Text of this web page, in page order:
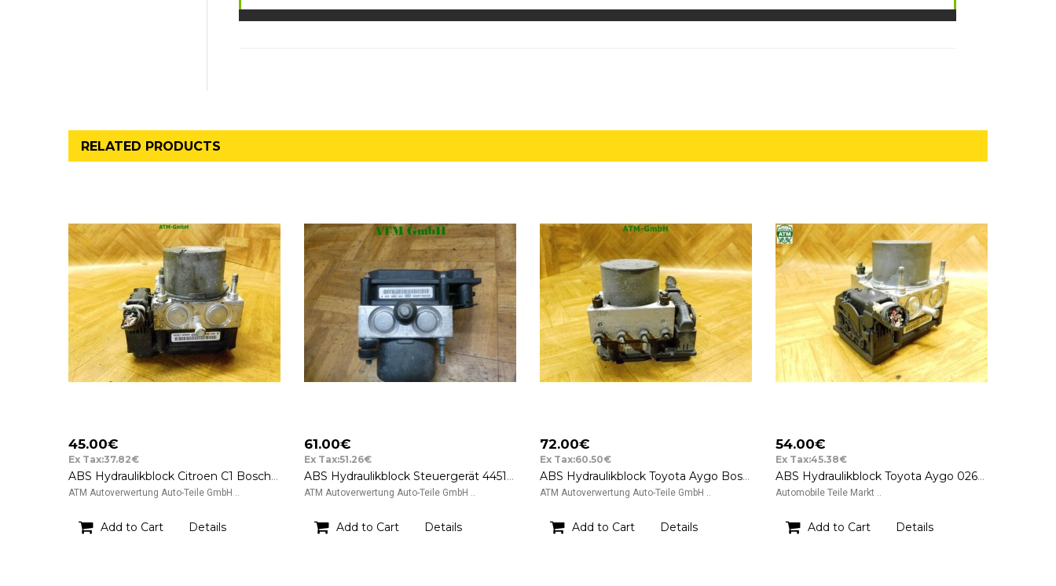
RELATED PRODUCTS
45.00€
Ex Tax:37.82€
ABS Hydraulikblock Citroen C1 Bosch 44510-0H010 0265231579
ATM Autoverwertung Auto-Teile GmbH ..
Add to Cart Details
61.00€
Ex Tax:51.26€
ABS Hydraulikblock Steuergerät 44510-0H010 0265231579 Toyota Aygo BJ 2008 Bosch
ATM Autoverwertung Auto-Teile GmbH ..
Add to Cart Details
72.00€
Ex Tax:60.50€
ABS Hydraulikblock Toyota Aygo Bosch 0265800441 0265231579 44510-0H010
ATM Autoverwertung Auto-Teile GmbH ..
Add to Cart Details
54.00€
Ex Tax:45.38€
ABS Hydraulikblock Toyota Aygo 0265231579 Bosch 44510-0H010
Automobile Teile Markt ..
Add to Cart Details